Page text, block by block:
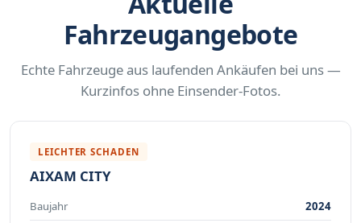
Fahrzeugangebote
Echte Fahrzeuge aus laufenden Ankäufen bei uns —
Kurzinfos ohne Einsender-Fotos.
LEICHTER SCHADEN
AIXAM CITY
Baujahr 2024